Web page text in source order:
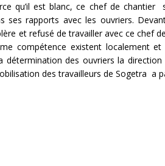
qu’il est blanc, ce chef de chantier
ses rapports avec les ouvriers.
et refusé de travailler avec ce chef
compétence existent localement
détermination des ouvriers la
des travailleurs de Sogetra a